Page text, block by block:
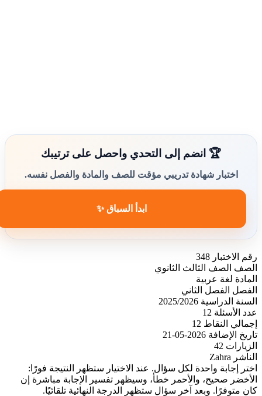
🏆 انضم إلى التحدي واحصل على ترتيبك
اختبار شهادة تدريبي مؤقت للصف والمادة والفصل نفسه.
ابدأ السباق ✨
رقم الاختبار 348
الصف
الصف الثالث الثانوي
المادة لغة عربية
الفصل
الفصل الثاني
السنة الدراسية 2025/2026
عدد الأسئلة 12
إجمالي النقاط 12
تاريخ الإضافة 2026-05-21
الزيارات 42
الناشر Zahra
اختر إجابة واحدة لكل سؤال. عند الاختيار ستظهر النتيجة فورًا:
الأخضر صحيح، والأحمر خطأ، وسيظهر تفسير الإجابة مباشرة إن
كان متوفرًا. وبعد آخر سؤال ستظهر الدرجة النهائية تلقائيًا.